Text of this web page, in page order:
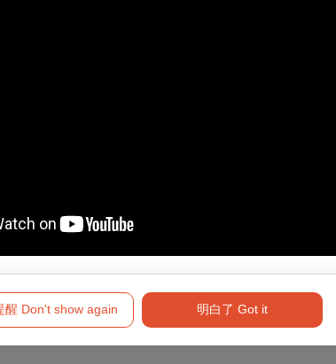
醒 Don't show again 明白了 Got it
方可入場。
加5-15分鐘，購票前請先確認相關資訊或向工作人員
，逾期恕不受理。
體感劇院及影展售票處均不提供取票服務。